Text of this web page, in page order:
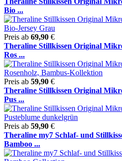
Bio ...
Preis ab 69,90 €
Theraline Stillkissen Original
Ros ...
Preis ab 59,90 €
Theraline Stillkissen Original
Pus ...
Preis ab 59,90 €
Theraline my7 Schlaf- und
Bamboo ...